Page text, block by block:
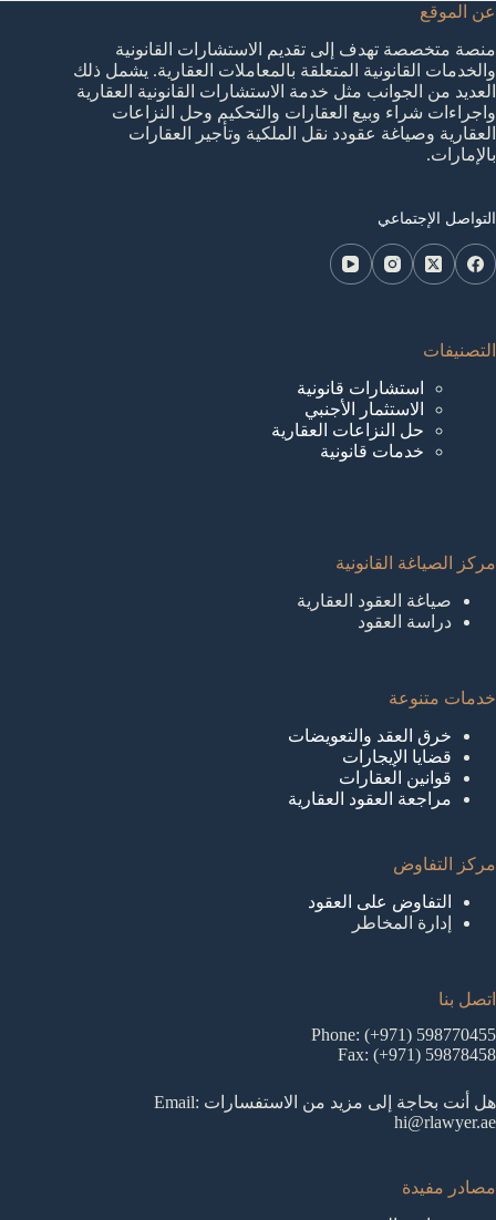
عن الموقع
منصة متخصصة تهدف إلى تقديم الاستشارات القانونية
والخدمات القانونية المتعلقة بالمعاملات العقارية. يشمل ذلك
العديد من الجوانب مثل خدمة الاستشارات القانونية العقارية
واجراءات شراء وبيع العقارات والتحكيم وحل النزاعات
العقارية وصياغة عقودد نقل الملكية وتأجير العقارات
بالإمارات.
التواصل الإجتماعي
التصنيفات
استشارات قانونية
الاستثمار الأجنبي
حل النزاعات العقارية
خدمات قانونية
مركز الصياغة القانونية
صياغة العقود العقارية
دراسة العقود
خدمات متنوعة
خرق العقد والتعويضات
قضايا الإيجارات
قوانين العقارات
مراجعة العقود العقارية
مركز التفاوض
التفاوض على العقود
إدارة المخاطر
اتصل بنا
Phone: (+971) 598770455
Fax: (+971) 59878458
هل أنت بحاجة إلى مزيد من الاستفسارات Email:
hi@rlawyer.ae
مصادر مفيدة